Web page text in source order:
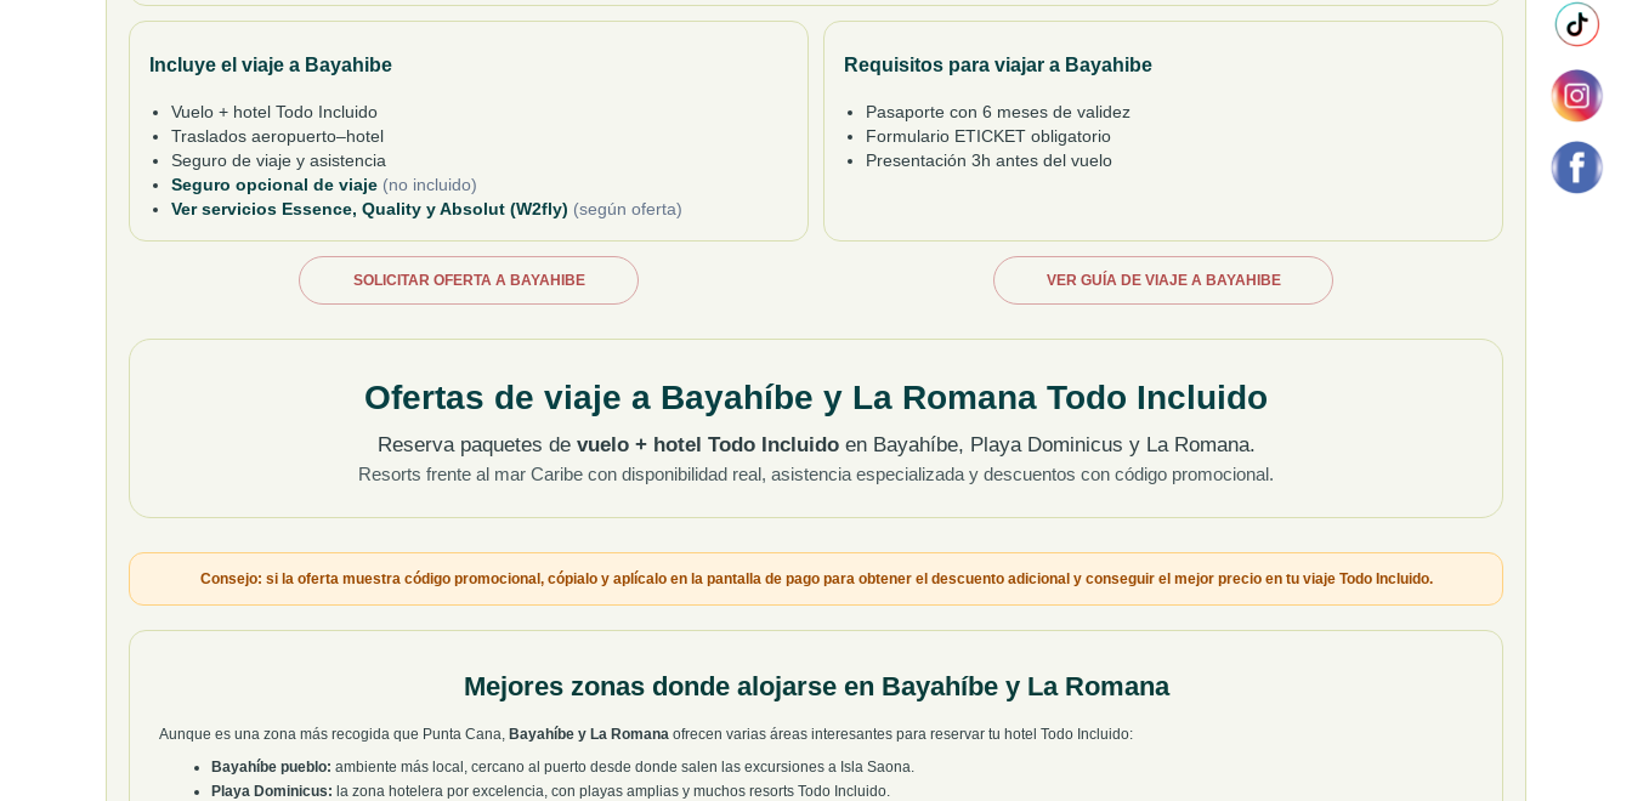
Incluye el viaje a Bayahibe
Vuelo + hotel Todo Incluido
Traslados aeropuerto–hotel
Seguro de viaje y asistencia
Seguro opcional de viaje (no incluido)
Ver servicios Essence, Quality y Absolut (W2fly) (según oferta)
Requisitos para viajar a Bayahibe
Pasaporte con 6 meses de validez
Formulario ETICKET obligatorio
Presentación 3h antes del vuelo
SOLICITAR OFERTA A BAYAHIBE VER GUÍA DE VIAJE A BAYAHIBE
Ofertas de viaje a Bayahíbe y La Romana Todo Incluido
Reserva paquetes de vuelo + hotel Todo Incluidoen Bayahíbe, Playa Dominicus y La Romana.
Resorts frente al mar Caribe con disponibilidad real, asistencia especializada y descuentos con código promocional.
Consejo: si la oferta muestra código promocional, cópialo y aplícalo en la pantalla de pago para obtener el descuento adicional y conseguir el mejor precio en tu viaje Todo Incluido.
Mejores zonas donde alojarse en Bayahíbe y La Romana
Aunque es una zona más recogida que Punta Cana, Bayahíbe y La Romana ofrecen varias áreas interesantes para reservar tu hotel Todo Incluido:
Bayahíbe pueblo: ambiente más local, cercano al puerto desde donde salen las excursiones a Isla Saona.
Playa Dominicus: la zona hotelera por excelencia, con playas amplias y muchos resorts Todo Incluido.